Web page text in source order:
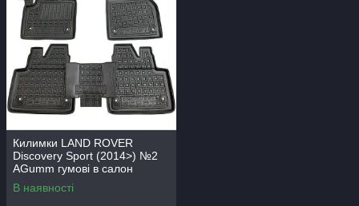
Килимки LAND ROVER
Discovery Sport (2014>) №2
AGumm гумові в салон
В наявності